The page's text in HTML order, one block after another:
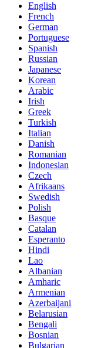
English
French
German
Portuguese
Spanish
Russian
Japanese
Korean
Arabic
Irish
Greek
Turkish
Italian
Danish
Romanian
Indonesian
Czech
Afrikaans
Swedish
Polish
Basque
Catalan
Esperanto
Hindi
Lao
Albanian
Amharic
Armenian
Azerbaijani
Belarusian
Bengali
Bosnian
Bulgarian